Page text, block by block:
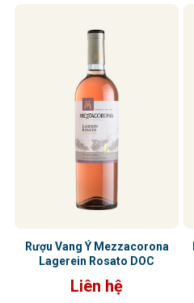
Rượu Vang Ý Mezzacorona
Lagerein Rosato DOC
Liên hệ